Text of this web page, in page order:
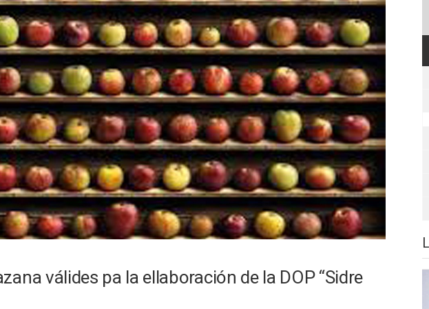
válides pa la ellaboración de la DOP “Sidre